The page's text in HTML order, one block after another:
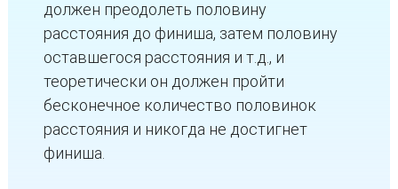
должен преодолеть половину
расстояния до финиша, затем половину
оставшегося расстояния и т.д., и
теоретически он должен пройти
бесконечное количество половинок
расстояния и никогда не достигнет
финиша.